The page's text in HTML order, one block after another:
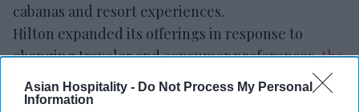
Asian Hospitality - Do Not Process My Personal
Information
cabanas and resort experiences.
Hilton expanded its offerings in response to
changing traveler and consumer preferences,the
company said in a statement
. Growing demand for
spa and wellness offerings prompted Hilton